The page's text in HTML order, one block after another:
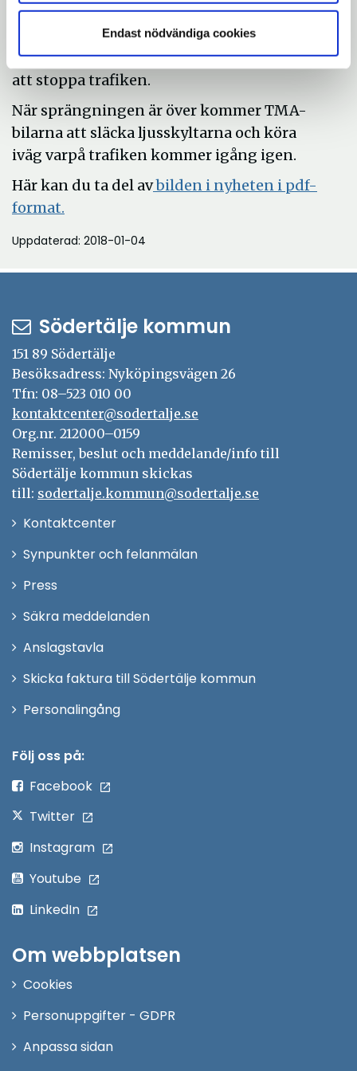
Endast nödvändiga cookies
om att vägarbete pågår och att körfälten är
På gång- och cykelväg kommer flaggvakter
att stoppa trafiken.
När sprängningen är över kommer TMA-
bilarna att släcka ljusskyltarna och köra
iväg varpå trafiken kommer igång igen.
Här kan du ta del avbilden i nyheten i pdf-
format.
fönster
Uppdaterad: 2018-01-04
Södertälje kommun
151 89 Södertälje
Besöksadress: Nyköpingsvägen 26
Tfn: 08–523 010 00
kontaktcenter@sodertalje.se
Org.nr. 212000–0159
Remisser, beslut och meddelande/info till
Södertälje kommun skickas
till: sodertalje.kommun@sodertalje.se
KontaktcenterÖppna
Synpunkter och felanmälan
Press
fönster
Säkra meddelanden
Anslagstavla
Skicka faktura till Södertälje kommun
PersonalingångÖppna
Följ oss på:
Facebook
Twitter
Instagram
Youtube
LinkedIn
Om webbplatsen
Cookies
Personuppgifter - GDPR
Anpassa sidan